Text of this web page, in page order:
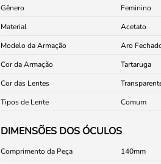
Gênero
Feminino
Material
Acetato
Modelo da Armação
Aro
Cor da Armação
Tartaruga
Cor das Lentes
Tipos de Lente
Comum
DIMENSÕES DOS ÓCULOS
Comprimento da Peça
140